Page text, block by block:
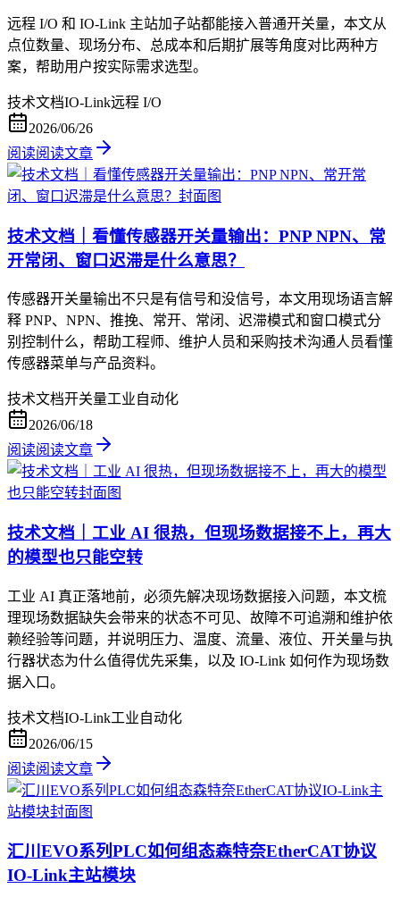
远程 I/O 和 IO-Link 主站加子站都能接入普通开关量，本文从
点位数量、现场分布、总成本和后期扩展等角度对比两种方
案，帮助用户按实际需求选型。
技术文档IO-Link远程 I/O
2026/06/26
阅读阅读文章
技术文档｜看懂传感器开关量输出：PNP NPN、常
开常闭、窗口迟滞是什么意思？
传感器开关量输出不只是有信号和没信号，本文用现场语言解
释 PNP、NPN、推挽、常开、常闭、迟滞模式和窗口模式分
别控制什么，帮助工程师、维护人员和采购技术沟通人员看懂
传感器菜单与产品资料。
技术文档开关量工业自动化
2026/06/18
阅读阅读文章
技术文档｜工业 AI 很热，但现场数据接不上，再大
的模型也只能空转
工业 AI 真正落地前，必须先解决现场数据接入问题，本文梳
理现场数据缺失会带来的状态不可见、故障不可追溯和维护依
赖经验等问题，并说明压力、温度、流量、液位、开关量与执
行器状态为什么值得优先采集，以及 IO-Link 如何作为现场数
据入口。
技术文档IO-Link工业自动化
2026/06/15
阅读阅读文章
汇川EVO系列PLC如何组态森特奈EtherCAT协议
IO-Link主站模块